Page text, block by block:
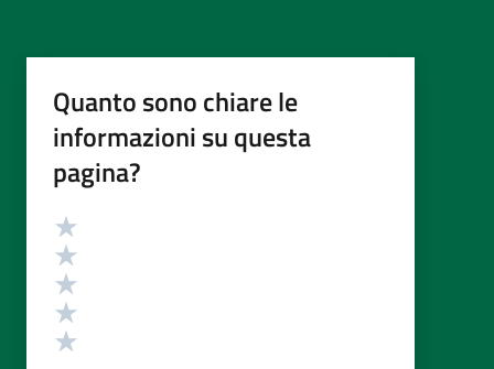
Quanto sono chiare le
informazioni su questa
pagina?
Valutazione